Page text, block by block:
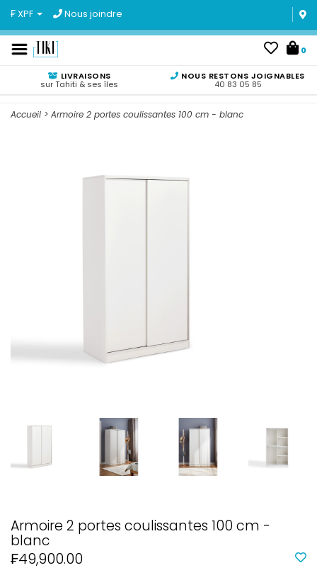
₣ XPF Nous joindre
0
LIVRAISONS
sur Tahiti & ses îles
NOUS RESTONS JOIGNABLES
40 83 05 85
Accueil > Armoire 2 portes coulissantes 100 cm - blanc
Armoire 2 portes coulissantes 100 cm -
blanc
₣49,900.00